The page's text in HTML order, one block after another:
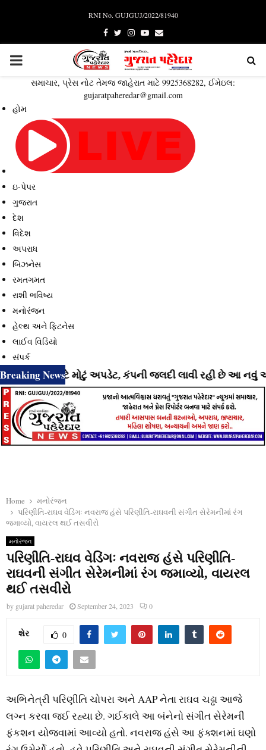
RNI No. GUJGUJ/2022/81940
Facebook
TwitterInstagram
YoutubeEmail
PRIMARY
MENU
સમાચાર, પ્રેસ નોટ તેમજ જાહેરાત માટે 9925368282, ઈમેઇલ:
gujaratpaheredar@gmail.com
હોમ
ઇ-પેપર
ગુજરાત
દેશ
વિદેશ
અપરાધ
બિઝનેસ
રમતગમત
રાશી ભવિષ્ય
મનોરંજન
હેલ્થ અને ફિટનેસ
લાઈવ વિડિયો
સંપર્ક
Breaking News
માટે મોટું અપડેટ, કંપની જલદી લાવી રહી છે આ નવું અને
Home
મનોરંજન
પરિણીતિ-રાઘવ વેડિંગઃ નવરાજ હંસે પરિણીતિ-રાઘવની સંગીત સેરેમનીમાં રંગ
જમાવ્યો, વાયરલ થઈ તસવીરો
મનોરંજન
પરિણીતિ-રાઘવ વેડિંગઃ નવરાજ હંસે પરિણીતિ-
રાઘવની સંગીત સેરેમનીમાં રંગ જમાવ્યો, વાયરલ
થઈ તસવીરો
by gujarat paheredar September 24, 2023 0
શેર 0
અભિનેત્રી પરિણીતિ ચોપરા અને AAP નેતા રાઘવ ચઢ્ઢા આજે
લગ્ન કરવા જઈ રહ્યા છે. ગઈકાલે આ બંનેનો સંગીત સેરેમની
ફંકશન યોજવામાં આવ્યો હતો. નવરાજ હંસે આ ફંક્શનમાં ઘણો